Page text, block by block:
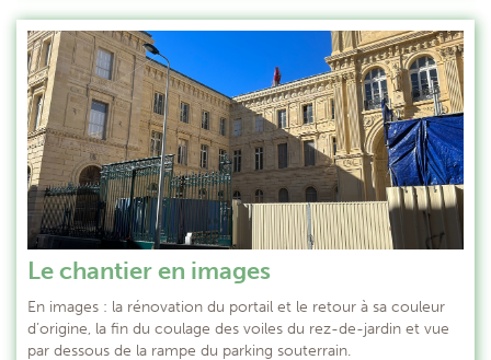
Le chantier en images
En images : la rénovation du portail et le retour à sa couleur
d’origine, la fin du coulage des voiles du rez-de-jardin et vue
par dessous de la rampe du parking souterrain.